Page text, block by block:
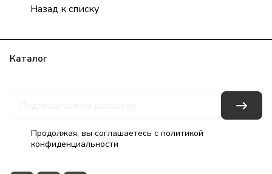
Назад к списку
Каталог
Продолжая, вы соглашаетесь с политикой
конфиденциальности